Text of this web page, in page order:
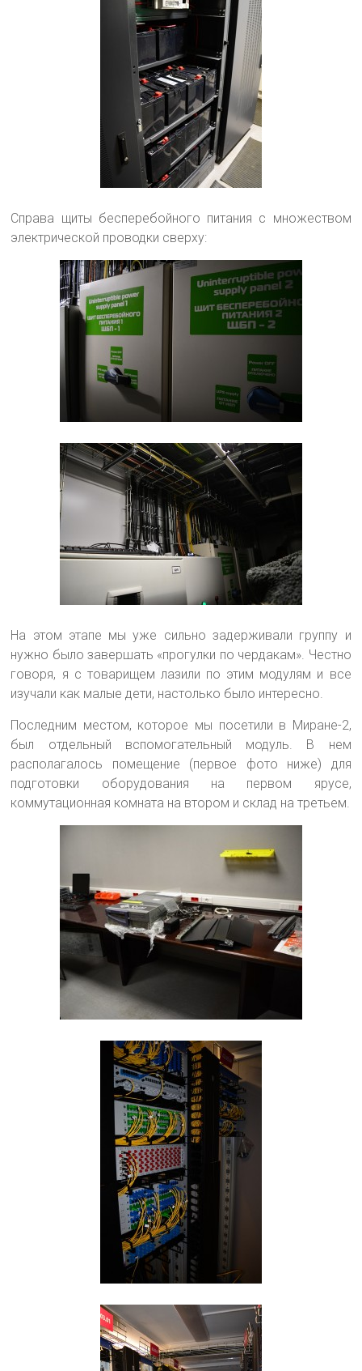
Справа щиты бесперебойного питания с множеством
электрической проводки сверху:
На этом этапе мы уже сильно задерживали группу и
нужно было завершать «прогулки по чердакам». Честно
говоря, я с товарищем лазили по этим модулям и все
изучали как малые дети, настолько было интересно.
Последним местом, которое мы посетили в Миране-2,
был отдельный вспомогательный модуль. В нем
располагалось помещение (первое фото ниже) для
подготовки оборудования на первом ярусе,
коммутационная комната на втором и склад на третьем.